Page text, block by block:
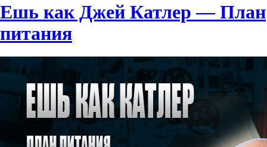
Ешь как Джей Катлер — План
питания